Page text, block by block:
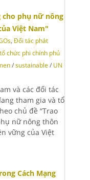
cho phụ nữ nông
Việt Nam"
, Đối tác phát
chức phi chính phủ
/sustainable / UN
và các đối tác
tham gia và tổ
chủ đề “Trao
nữ nông thôn
vững của Việt
Cách Mạng